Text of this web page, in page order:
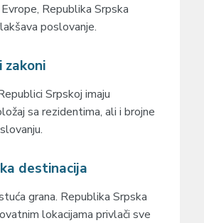
Republika Srpska
poslovanje.
zakoni
Srpskoj imaju
sa rezidentima, ali i brojne
destinacija
grana. Republika Srpska
lokacijama privlači sve